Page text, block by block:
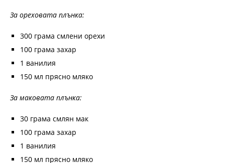
За ореховата плънка:
300 грама смлени орехи
100 грама захар
1 ванилия
150 мл прясно мляко
За маковата плънка:
30 грама смлян мак
100 грама захар
1 ванилия
150 мл прясно мляко